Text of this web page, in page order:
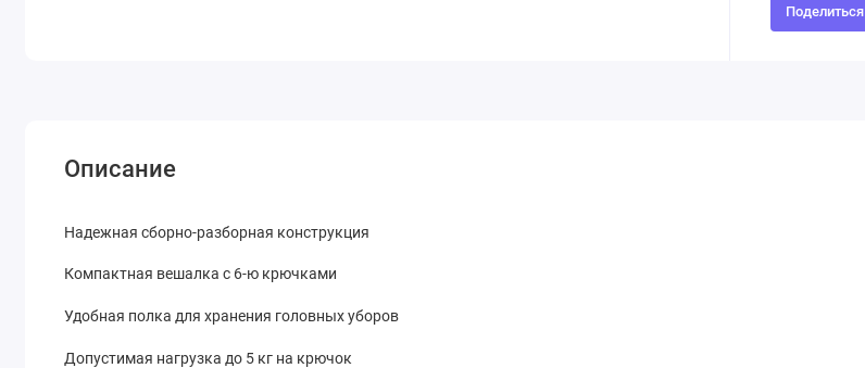
Поделиться
Описание
Надежная сборно-разборная конструкция
Компактная вешалка с 6-ю крючками
Удобная полка для хранения головных уборов
Допустимая нагрузка до 5 кг на крючок